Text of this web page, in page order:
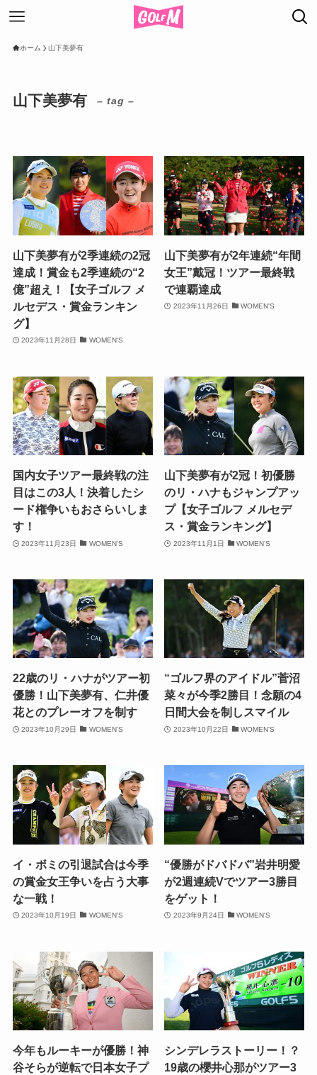
ホーム 山下美夢有
山下美夢有 – tag –
山下美夢有が2季連続の2冠
達成！賞金も2季連続の“2
億”超え！【女子ゴルフ メ
ルセデス・賞金ランキン
グ】
2023年11月28日 WOMEN'S
山下美夢有が2年連続“年間
女王”戴冠！ツアー最終戦
で連覇達成
2023年11月26日 WOMEN'S
国内女子ツアー最終戦の注
目はこの3人！決着したシ
ード権争いもおさらいしま
す！
2023年11月23日 WOMEN'S
山下美夢有が2冠！初優勝
のリ・ハナもジャンプアッ
プ【女子ゴルフ メルセデ
ス・賞金ランキング】
2023年11月1日 WOMEN'S
22歳のリ・ハナがツアー初
優勝！山下美夢有、仁井優
花とのプレーオフを制す
2023年10月29日 WOMEN'S
“ゴルフ界のアイドル”菅沼
菜々が今季2勝目！念願の4
日間大会を制しスマイル
2023年10月22日 WOMEN'S
イ・ボミの引退試合は今季
の賞金女王争いを占う大事
な一戦！
2023年10月19日 WOMEN'S
“優勝がドバドバ”岩井明愛
が2週連続Vでツアー3勝目
をゲット！
2023年9月24日 WOMEN'S
今年もルーキーが優勝！神
谷そらが逆転で日本女子プ
シンデレラストーリー！？
19歳の櫻井心那がツアー3